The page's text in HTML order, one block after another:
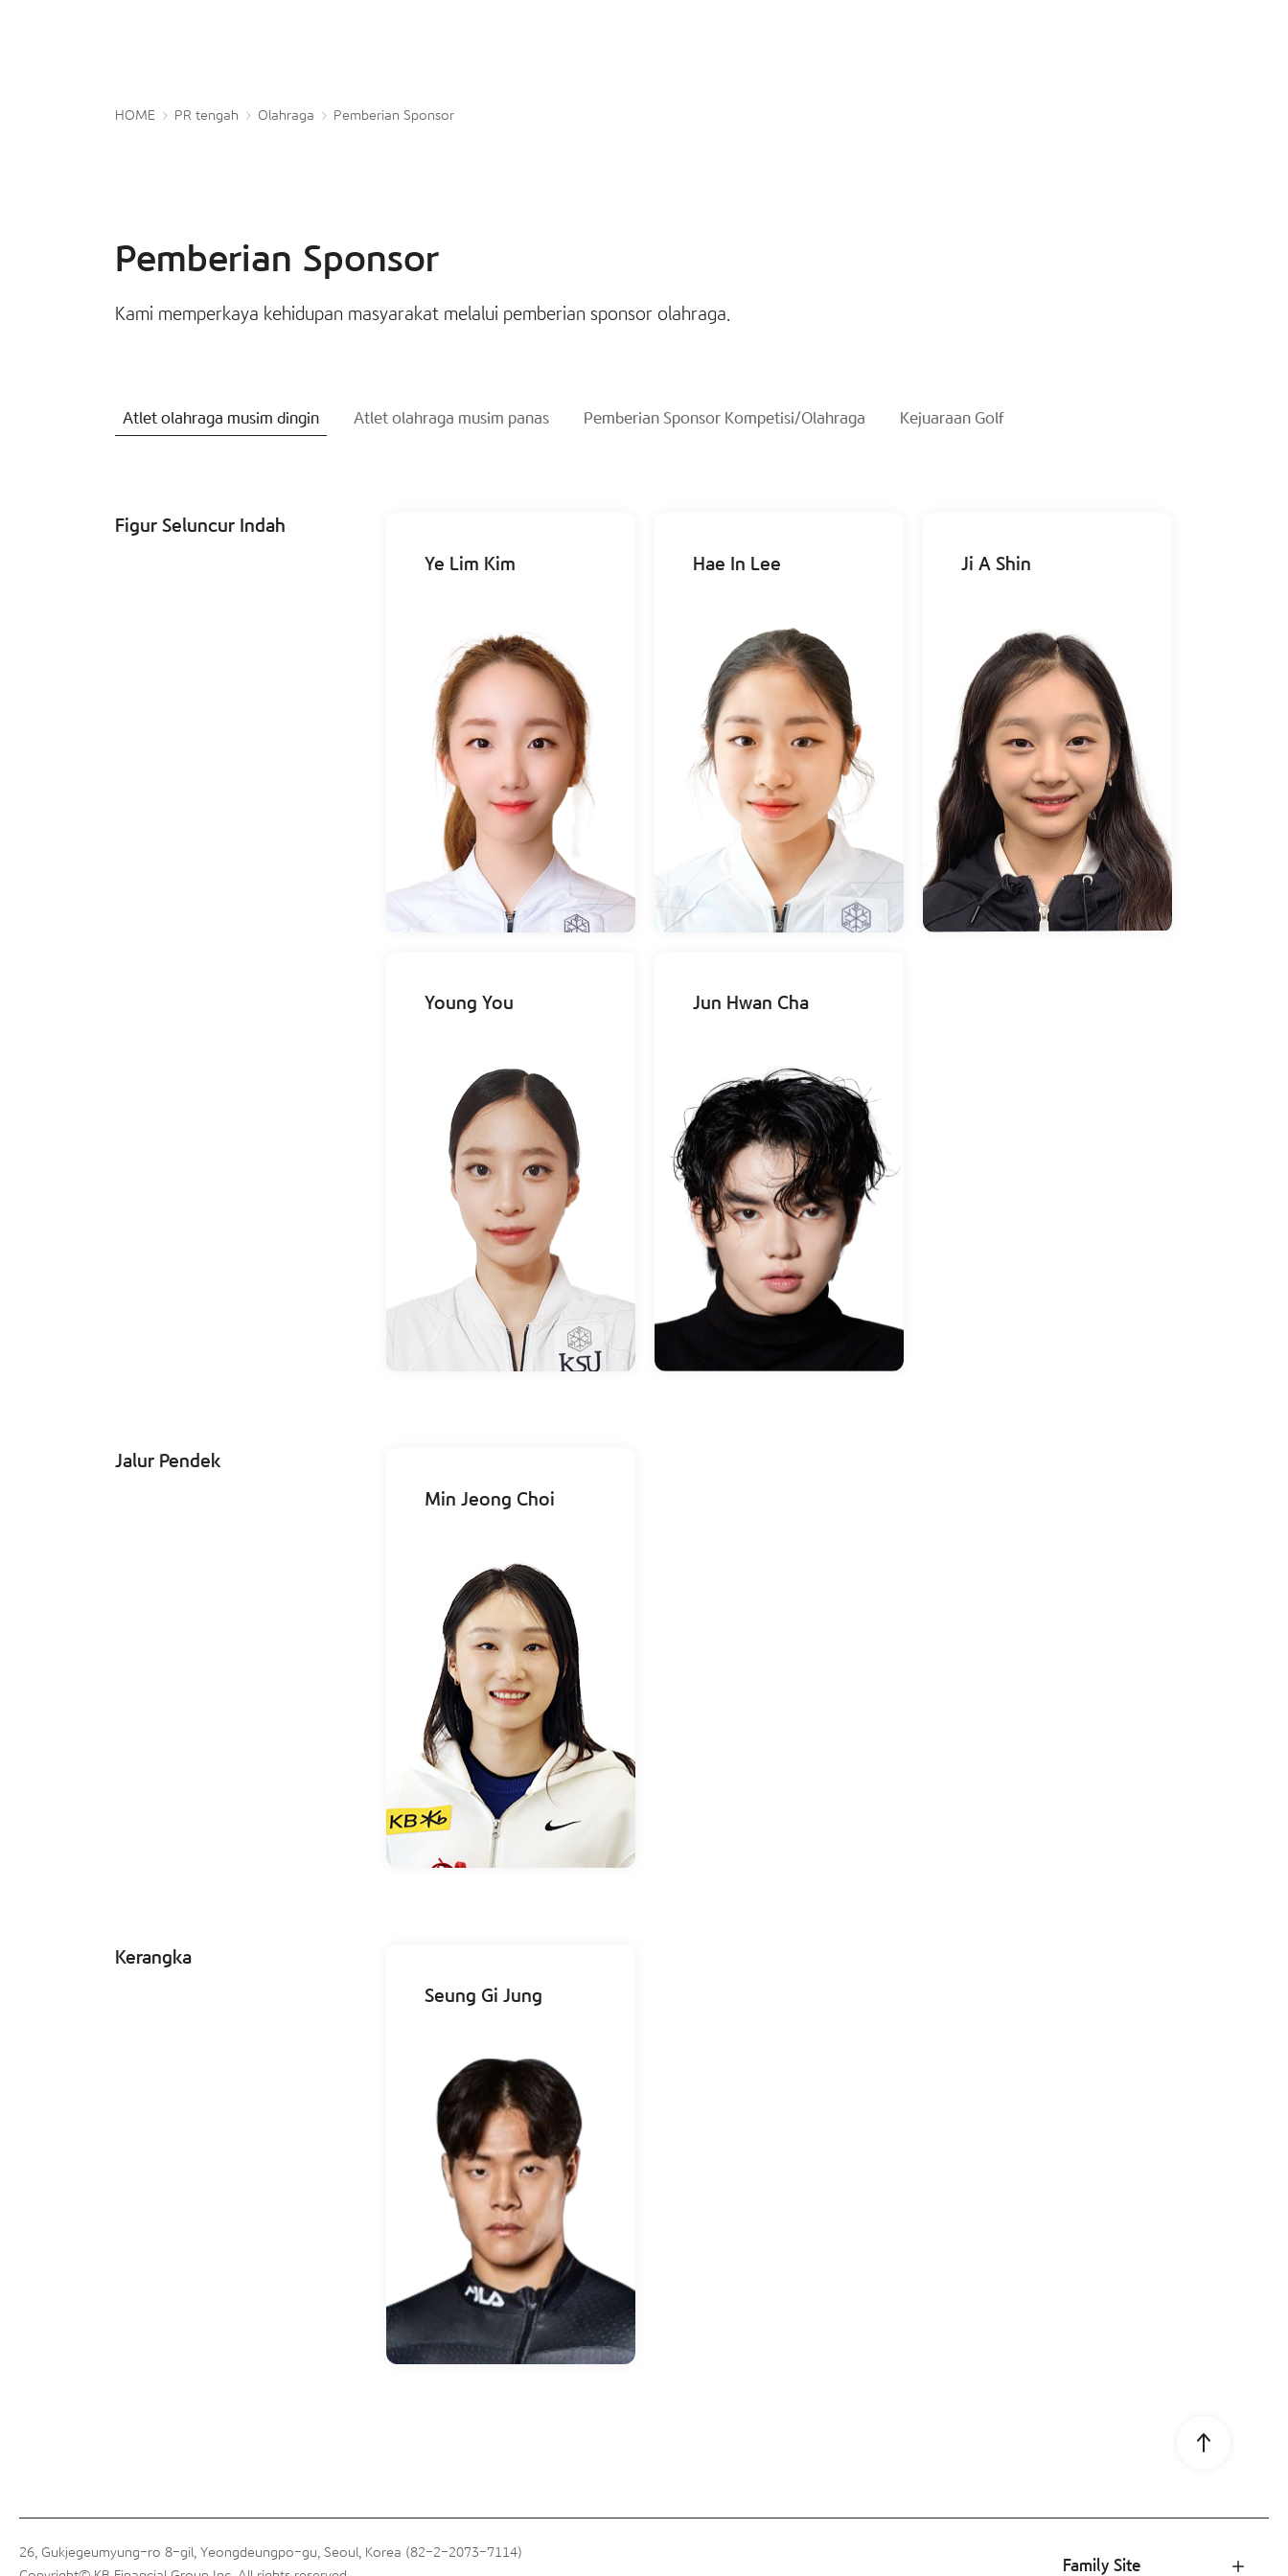
Go to page
HOME PR tengah Olahraga Pemberian Sponsor
Pemberian Sponsor
Kami memperkaya kehidupan masyarakat melalui pemberian sponsor olahraga.
Atlet olahraga musim dingin Atlet olahraga musim panas Pemberian Sponsor Kompetisi/Olahraga Kejuaraan Golf
Figur Seluncur Indah
Ye Lim Kim
Hae In Lee Ji A Shin
Young You Jun Hwan Cha
Jalur Pendek
Min Jeong Choi
Kerangka
Seung Gi Jung
Family Site
26, Gukjegeumyung-ro 8-gil, Yeongdeungpo-gu, Seoul, Korea (82-2-2073-7114)